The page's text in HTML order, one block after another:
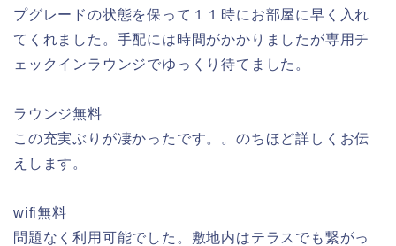
プグレードの状態を保って１１時にお部屋に早く入れ
てくれました。手配には時間がかかりましたが専用チ
ェックインラウンジでゆっくり待てました。
ラウンジ無料
この充実ぶりが凄かったです。。のちほど詳しくお伝
えします。
wifi無料
問題なく利用可能でした。敷地内はテラスでも繋がっ